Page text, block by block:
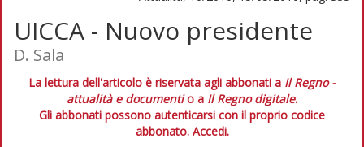
UICCA - Nuovo presidente
D. Sala
La lettura dell'articolo è riservata agli abbonati a Il Regno -
attualità e documentio a Il Regno digitale.
Gli abbonati possono autenticarsi con il proprio codice
abbonato. Accedi.